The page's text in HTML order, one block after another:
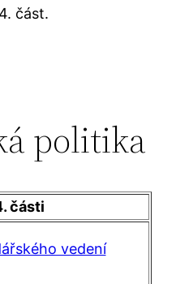
část.
politika
části
vedení